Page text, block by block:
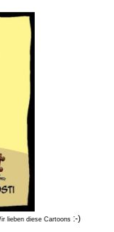
lieben diese Cartoons :-)